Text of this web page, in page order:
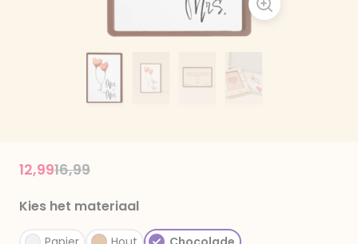
Price reduced from
16,99to
12,99
Kies het materiaal